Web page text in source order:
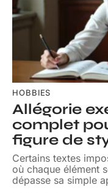
HOBBIES
Allégorie
complet
figure de
Certains textes
où chaque élément
dépasse sa simple